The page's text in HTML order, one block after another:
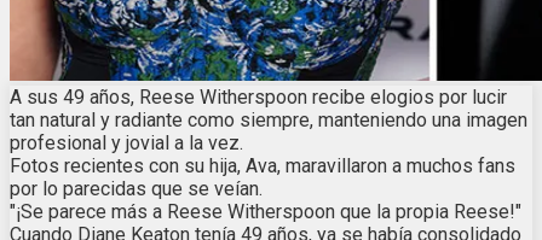
A sus 49 años, Reese Witherspoon recibe elogios por lucir
tan natural y radiante como siempre, manteniendo una imagen
profesional y jovial a la vez.
Fotos recientes con su hija, Ava, maravillaron a muchos fans
por lo parecidas que se veían.
"¡Se parece más a Reese Witherspoon que la propia Reese!"
Cuando Diane Keaton tenía 49 años, ya se había consolidado